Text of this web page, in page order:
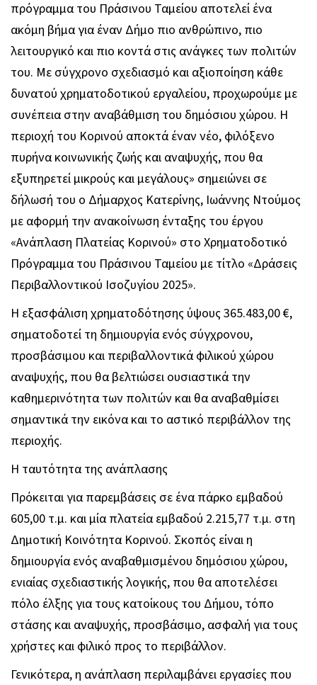
πρόγραμμα του Πράσινου Ταμείου αποτελεί ένα
ακόμη βήμα για έναν Δήμο πιο ανθρώπινο, πιο
λειτουργικό και πιο κοντά στις ανάγκες των πολιτών
του. Με σύγχρονο σχεδιασμό και αξιοποίηση κάθε
δυνατού χρηματοδοτικού εργαλείου, προχωρούμε με
συνέπεια στην αναβάθμιση του δημόσιου χώρου. Η
περιοχή του Κορινού αποκτά έναν νέο, φιλόξενο
πυρήνα κοινωνικής ζωής και αναψυχής, που θα
εξυπηρετεί μικρούς και μεγάλους» σημειώνει σε
δήλωσή του ο Δήμαρχος Κατερίνης, Ιωάννης Ντούμος
με αφορμή την ανακοίνωση ένταξης του έργου
«Ανάπλαση Πλατείας Κορινού» στο Χρηματοδοτικό
Πρόγραμμα του Πράσινου Ταμείου με τίτλο «Δράσεις
Περιβαλλοντικού Ισοζυγίου 2025».
Η εξασφάλιση χρηματοδότησης ύψους 365.483,00 €,
σηματοδοτεί τη δημιουργία ενός σύγχρονου,
προσβάσιμου και περιβαλλοντικά φιλικού χώρου
αναψυχής, που θα βελτιώσει ουσιαστικά την
καθημερινότητα των πολιτών και θα αναβαθμίσει
σημαντικά την εικόνα και το αστικό περιβάλλον της
περιοχής.
Η ταυτότητα της ανάπλασης
Πρόκειται για παρεμβάσεις σε ένα πάρκο εμβαδού
605,00 τ.μ. και μία πλατεία εμβαδού 2.215,77 τ.μ. στη
Δημοτική Κοινότητα Κορινού. Σκοπός είναι η
δημιουργία ενός αναβαθμισμένου δημόσιου χώρου,
ενιαίας σχεδιαστικής λογικής, που θα αποτελέσει
πόλο έλξης για τους κατοίκους του Δήμου, τόπο
στάσης και αναψυχής, προσβάσιμο, ασφαλή για τους
χρήστες και φιλικό προς το περιβάλλον.
Γενικότερα, η ανάπλαση περιλαμβάνει εργασίες που